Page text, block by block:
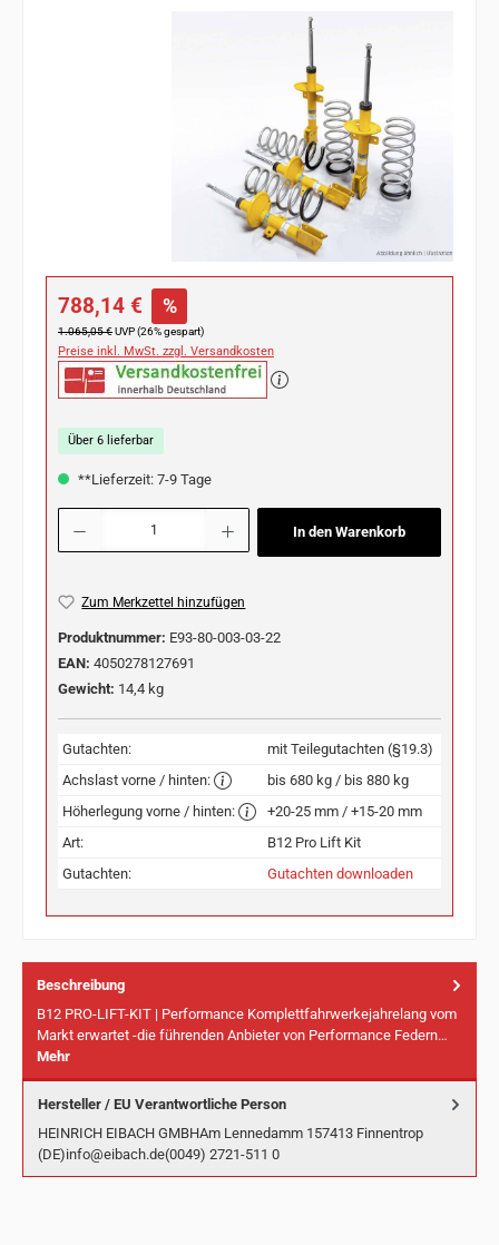
Verkaufspreis:
788,14 € %
Regulärer Preis:
1.065,05 €UVP (26% gespart)
Preise inkl. MwSt. zzgl. Versandkosten
Über 6 lieferbar
**Lieferzeit: 7-9 Tage
Produkt Anzahl: Gib den gewünschten Wert ein oder benutze die Schaltflächen
In den Warenkorb
Zum Merkzettel hinzufügen
Produktnummer: E93-80-003-03-22
EAN: 4050278127691
Gewicht: 14,4 kg
Gutachten:
mit Teilegutachten (§19.3)
Achslast vorne / hinten:
bis 680 kg / bis 880 kg
Höherlegung vorne / hinten:
+20-25 mm / +15-20 mm
Art:
B12 Pro Lift Kit
Gutachten:
Gutachten downloaden
Beschreibung
B12 PRO-LIFT-KIT | Performance Komplettfahrwerkejahrelang vom
Markt erwartet -die führenden Anbieter von Performance Federn…
Mehr
Hersteller / EU Verantwortliche Person
HEINRICH EIBACH GMBHAm Lennedamm 157413 Finnentrop
(DE)info@eibach.de(0049) 2721-511 0